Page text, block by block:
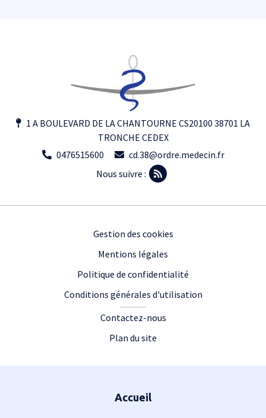
1 A BOULEVARD DE LA CHANTOURNE CS20100 38701 LA
TRONCHE CEDEX
0476515600
cd.38@ordre.medecin.fr
Nous suivre :
Gestion des cookies
Mentions légales
Politique de confidentialité
Conditions générales d'utilisation
Contactez-nous
Plan du site
Accueil